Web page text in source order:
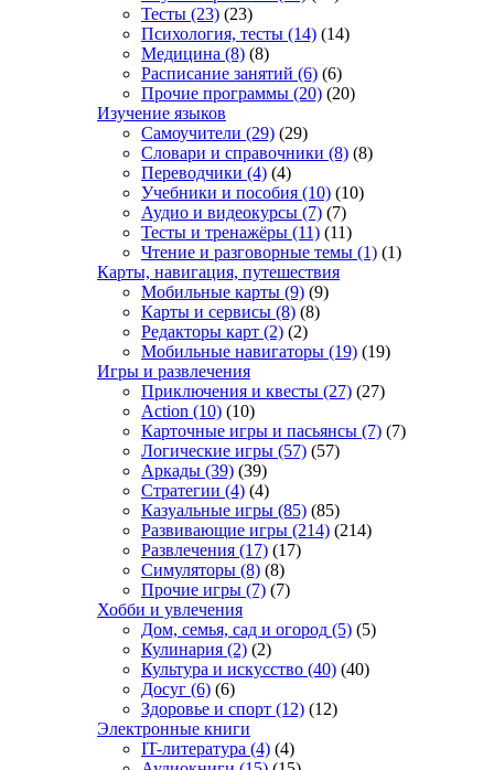
Тесты (23) (23)
Психология, тесты (14) (14)
Медицина (8) (8)
Расписание занятий (6) (6)
Прочие программы (20) (20)
Изучение языков
Самоучители (29) (29)
Словари и справочники (8) (8)
Переводчики (4) (4)
Учебники и пособия (10) (10)
Аудио и видеокурсы (7) (7)
Тесты и тренажёры (11) (11)
Чтение и разговорные темы (1) (1)
Карты, навигация, путешествия
Мобильные карты (9) (9)
Карты и сервисы (8) (8)
Редакторы карт (2) (2)
Мобильные навигаторы (19) (19)
Игры и развлечения
Приключения и квесты (27) (27)
Action (10) (10)
Карточные игры и пасьянсы (7) (7)
Логические игры (57) (57)
Аркады (39) (39)
Стратегии (4) (4)
Казуальные игры (85) (85)
Развивающие игры (214) (214)
Развлечения (17) (17)
Симуляторы (8) (8)
Прочие игры (7) (7)
Хобби и увлечения
Дом, семья, сад и огород (5) (5)
Кулинария (2) (2)
Культура и искусство (40) (40)
Досуг (6) (6)
Здоровье и спорт (12) (12)
Электронные книги
IT-литература (4) (4)